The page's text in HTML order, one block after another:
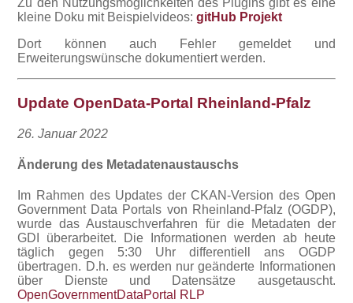
Zu den Nutzungsmöglichkeiten des Plugins gibt es eine
kleine Doku mit Beispielvideos:gitHub Projekt
Dort können auch Fehler gemeldet und
Erweiterungswünsche dokumentiert werden.
Update OpenData-Portal Rheinland-Pfalz
26. Januar 2022
Änderung des Metadatenaustauschs
Im Rahmen des Updates der CKAN-Version des Open
Government Data Portals von Rheinland-Pfalz (OGDP),
wurde das Austauschverfahren für die Metadaten der
GDI überarbeitet. Die Informationen werden ab heute
täglich gegen 5:30 Uhr differentiell ans OGDP
übertragen. D.h. es werden nur geänderte Informationen
über Dienste und Datensätze ausgetauscht.
OpenGovernmentDataPortal RLP